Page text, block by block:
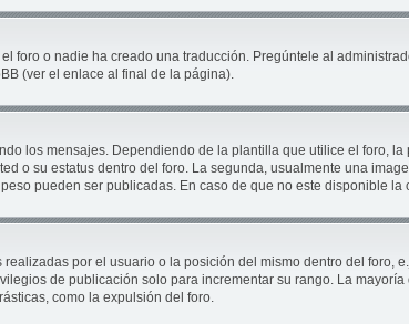
foro o nadie ha creado una traducción. Pregúntele al
(ver el enlace al final de la página).
los mensajes. Dependiendo de la plantilla que utilice el foro,
o su estatus dentro del foro. La segunda, usualmente una
pueden ser publicadas. En caso de que no este disponible
por el usuario o la posición del mismo dentro del foro,
de publicación solo para incrementar su rango. La
como la expulsión del foro.